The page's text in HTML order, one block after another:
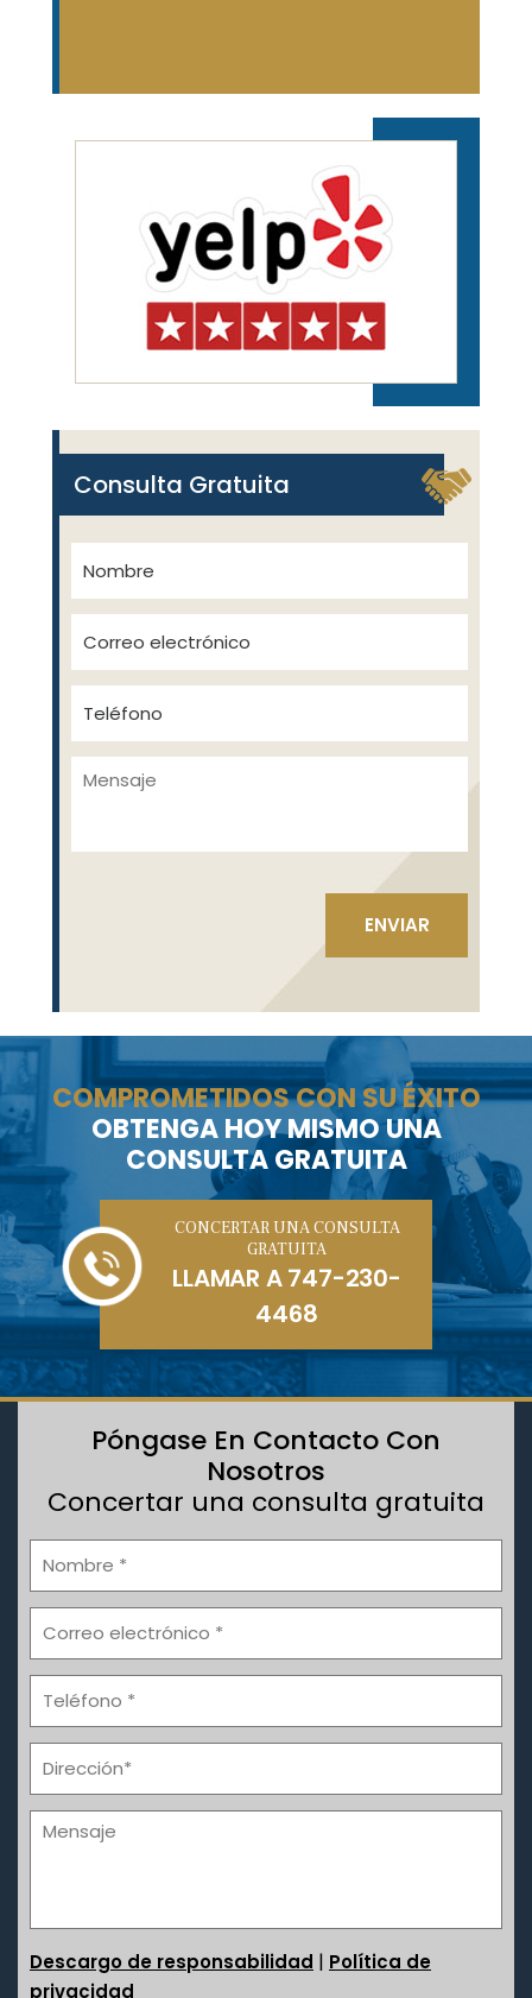
Consulta Gratuita
COMPROMETIDOS CON SU ÉXITO
OBTENGA HOY MISMO UNA
CONSULTA GRATUITA
CONCERTAR UNA CONSULTA
GRATUITA
LLAMAR A747-230-
4468
Póngase En Contacto Con
Nosotros
Concertar una consulta gratuita
Descargo de responsabilidad | Política de
privacidad